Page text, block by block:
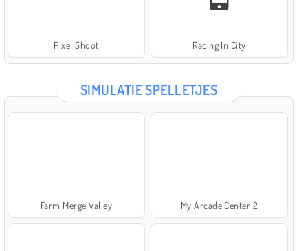
Pixel Shoot Racing In City
SIMULATIE SPELLETJES
Farm Merge Valley My Arcade Center 2